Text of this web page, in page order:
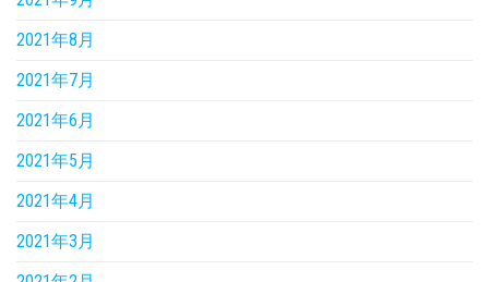
2021年8月
2021年7月
2021年6月
2021年5月
2021年4月
2021年3月